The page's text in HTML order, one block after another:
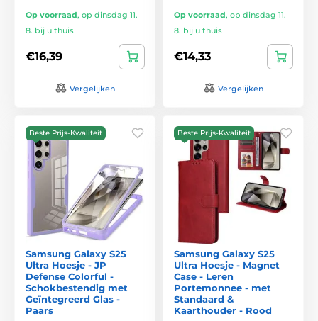
Op voorraad, op dinsdag 11.
8. bij u thuis
€16,39
Vergelijken
Op voorraad, op dinsdag 11.
8. bij u thuis
€14,33
Vergelijken
Beste Prijs-Kwaliteit
Samsung Galaxy S25
Ultra Hoesje - JP
Defense Colorful -
Schokbestendig met
Geïntegreerd Glas -
Paars
Beste Prijs-Kwaliteit
Samsung Galaxy S25
Ultra Hoesje - Magnet
Case - Leren
Portemonnee - met
Standaard &
Kaarthouder - Rood